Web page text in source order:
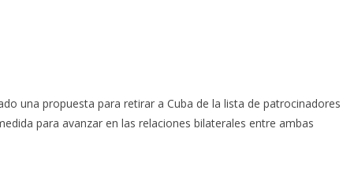
una propuesta para retirar a Cuba de la lista de patrocinadores
para avanzar en las relaciones bilaterales entre ambas